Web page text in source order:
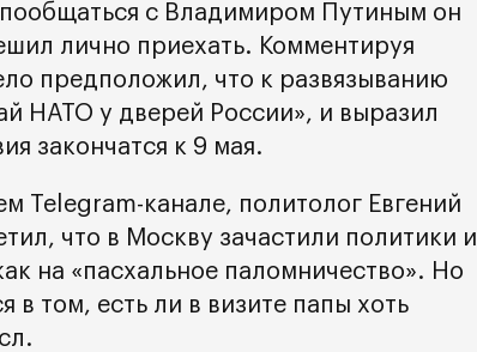
с Владимиром Путиным он
лично приехать. Комментируя
предположил, что к развязыванию
НАТО у дверей России», и выразил
закончатся к 9 мая.
Telegram-канале, политолог Евгений
что в Москву зачастили политики и
на «пасхальное паломничество». Но
в том, есть ли в визите папы хоть